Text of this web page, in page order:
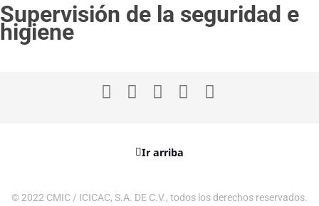
Supervisión de la seguridad e
higiene
Ir arriba
© 2022 CMIC / ICICAC, S.A. DE C.V., todos los derechos reservados.